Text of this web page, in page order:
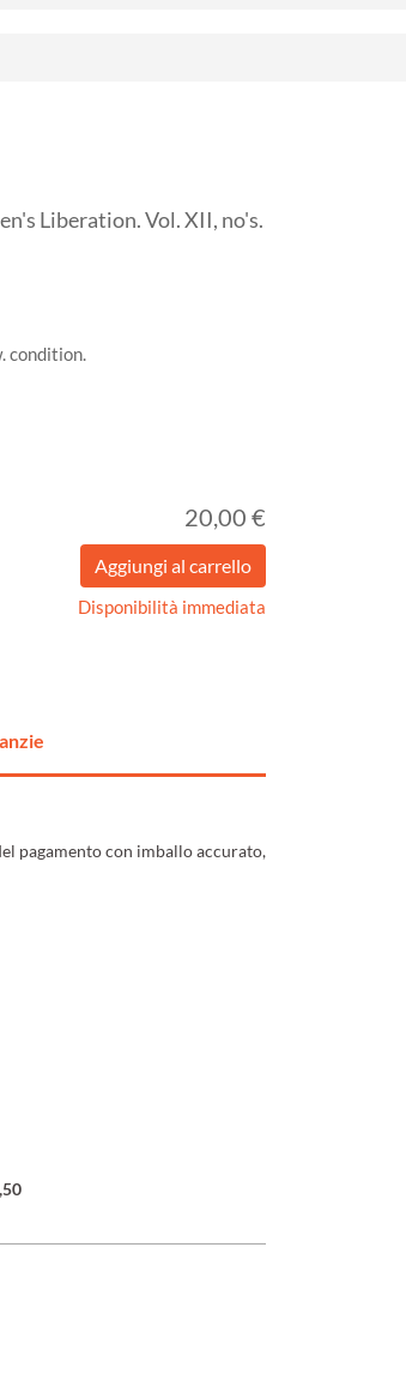
Liberation. Vol. XII, no's.
condition.
20,00 €
Disponibilità immediata
pagamento con imballo accurato,